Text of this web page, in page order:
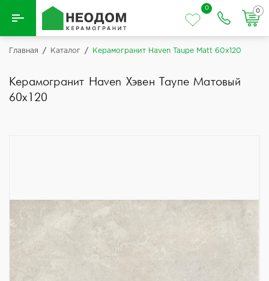
Назад
Керамическая плитка
0
0
Главная / Каталог / Керамогранит Haven Taupe Matt 60x120
Керамогранит Haven Хэвен Таупе Матовый
60x120